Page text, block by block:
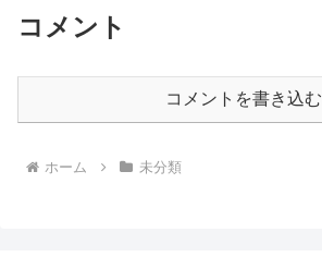
コメント
コメントを書き込む
ホーム 未分類